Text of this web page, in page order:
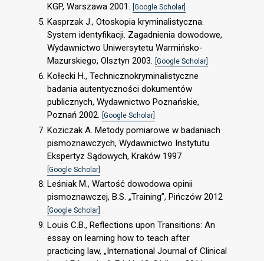
KGP, Warszawa 2001. [Google Scholar]
Kasprzak J., Otoskopia kryminalistyczna.
System identyfikacji. Zagadnienia dowodowe,
Wydawnictwo Uniwersytetu Warmińsko-
Mazurskiego, Olsztyn 2003. [Google Scholar]
Kołecki H., Technicznokryminalistyczne
badania autentyczności dokumentów
publicznych, Wydawnictwo Poznańskie,
Poznań 2002. [Google Scholar]
Koziczak A. Metody pomiarowe w badaniach
pismoznawczych, Wydawnictwo Instytutu
Ekspertyz Sądowych, Kraków 1997
[Google Scholar]
Leśniak M., Wartość dowodowa opinii
pismoznawczej, B.S. „Training”, Pińczów 2012
[Google Scholar]
Louis C.B., Reflections upon Transitions: An
essay on learning how to teach after
practicing law, „International Journal of Clinical